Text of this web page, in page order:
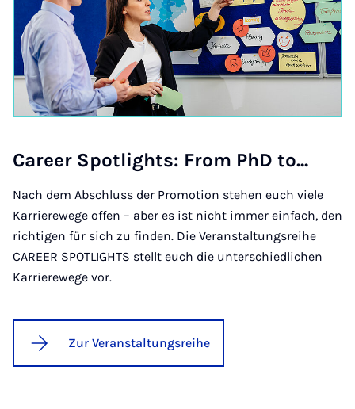
Care­er Spot­lights: From PhD to...
Nach dem Abschluss der Promotion stehen euch viele
Karrierewege offen – aber es ist nicht immer einfach, den
richtigen für sich zu finden. Die Veranstaltungsreihe
CAREER SPOTLIGHTS stellt euch die unterschiedlichen
Karrierewege vor.
Zur Veranstaltungsreihe